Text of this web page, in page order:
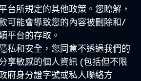
台所規定的其他政策。您瞭解，
可能會導致您的內容被刪除和/
平台的存取。
私和安全，您同意不透過我們的
享敏感的個人資訊 (包括但不限
府身分證字號或私人聯絡方